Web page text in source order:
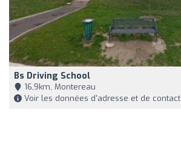
Bs Driving School
16,9km, Montereau
Voir les données d'adresse et de contact